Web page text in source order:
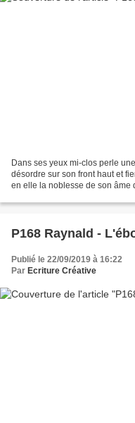
Dans ses yeux mi-clos perle
désordre sur son front haut et
en elle la noblesse de son âme
P168 Raynald -
Publié le 22/09/2019 à 16:22
Par Ecriture Créative